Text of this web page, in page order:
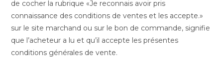
de cocher la rubrique «Je reconnais avoir pris
connaissance des conditions de ventes et les accepte.»
sur le site marchand ou sur le bon de commande, signifie
que l’acheteur a lu et qu’il accepte les présentes
conditions générales de vente.